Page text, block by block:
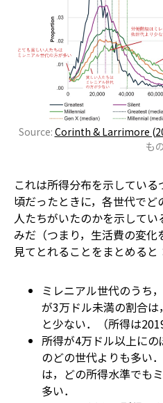
Source: Corinth & Larrimore
もの
これは所得分布を示している
頃だったときに，各世代で
人たちがいたのかを示して
みだ（つまり，生活費の変
見てとれることをまとめると
ミレニアル世代のうち
が3万ドル未満の割合
と少ない．（所得は
所得が4万ドル以上に
のどの世代よりも多い
は，どの所得水準でも
多い．